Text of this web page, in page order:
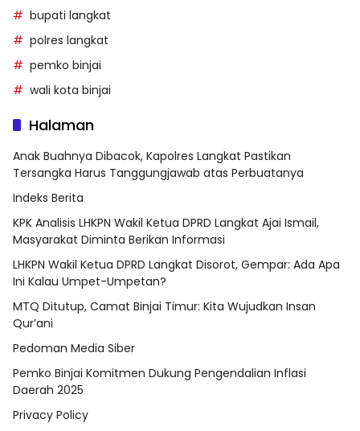
bupati langkat
polres langkat
pemko binjai
wali kota binjai
Halaman
Anak Buahnya Dibacok, Kapolres Langkat Pastikan
Tersangka Harus Tanggungjawab atas Perbuatanya
Indeks Berita
KPK Analisis LHKPN Wakil Ketua DPRD Langkat Ajai Ismail,
Masyarakat Diminta Berikan Informasi
LHKPN Wakil Ketua DPRD Langkat Disorot, Gempar: Ada Apa
Ini Kalau Umpet-Umpetan?
MTQ Ditutup, Camat Binjai Timur: Kita Wujudkan Insan
Qur’ani
Pedoman Media Siber
Pemko Binjai Komitmen Dukung Pengendalian Inflasi
Daerah 2025
Privacy Policy